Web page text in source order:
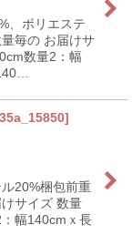
、ポリエステ
毎の お届けサ
数量2：幅
]
20%梱包前重
サイズ 数量
幅140cmｘ長